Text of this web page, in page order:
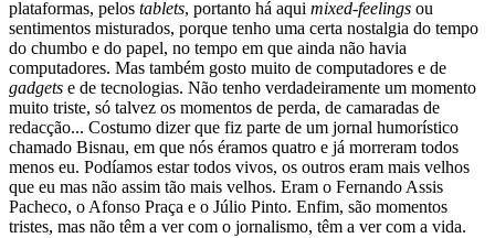
plataformas, pelos tablets, portanto há aqui mixed-feelings ou
sentimentos misturados, porque tenho uma certa nostalgia do tempo
do chumbo e do papel, no tempo em que ainda não havia
computadores. Mas também gosto muito de computadores e de
gadgets e de tecnologias. Não tenho verdadeiramente um momento
muito triste, só talvez os momentos de perda, de camaradas de
redacção... Costumo dizer que fiz parte de um jornal humorístico
chamado Bisnau, em que nós éramos quatro e já morreram todos
menos eu. Podíamos estar todos vivos, os outros eram mais velhos
que eu mas não assim tão mais velhos. Eram o Fernando Assis
Pacheco, o Afonso Praça e o Júlio Pinto. Enfim, são momentos
tristes, mas não têm a ver com o jornalismo, têm a ver com a vida.